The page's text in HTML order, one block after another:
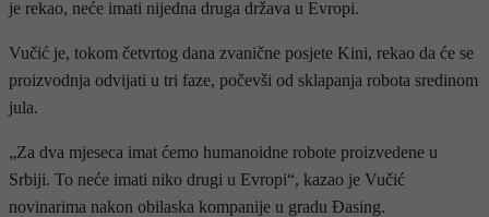
je rekao, neće imati nijedna druga država u Evropi.
Vučić je, tokom četvrtog dana zvanične posjete Kini, rekao da će se
proizvodnja odvijati u tri faze, počevši od sklapanja robota sredinom
jula.
„Za dva mjeseca imat ćemo humanoidne robote proizvedene u
Srbiji. To neće imati niko drugi u Evropi“, kazao je Vučić
novinarima nakon obilaska kompanije u gradu Đasing.